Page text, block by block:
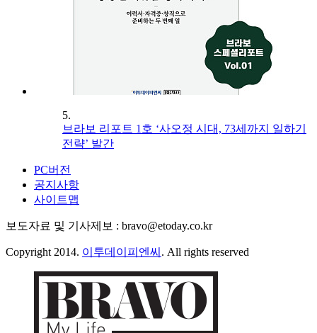
5.
브라보 리포트 1호 ‘사오정 시대, 73세까지 일하기
전략’ 발간
PC버전
공지사항
사이트맵
보도자료 및 기사제보 : bravo@etoday.co.kr
Copyright 2014. 이투데이피엔씨 . All rights reserved